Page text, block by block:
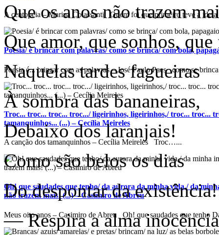
A centopeia – Marina Colassanti Quem foi que primeiro teve a ideia
Poesia/ é brincar com palavras/ como se brinca/ com bola,
Poesia é... brincar com as palavras – José Paulo Paes como se
Troc... troc... troc... troc.../ ligeirinhos, ligeirinhos,/ troc... troc...
tamanquinhos... (...) – Cecília Meireles
A canção dos tamanquinhos – Cecília Meireles Troc…...
Oh! que saudades que tenho/ da aurora da minha vida,/ da
não trazem mais! (...) – Casimiro de Abreu
Meus oito anos – Casimiro de Abreu Oh! que saudades que tenho
Que os anos não trazem
Que amor, que sonhos,
Naquelas tardes fagueiras
À sombra das bananeiras,
Debaixo dos laranjais!
Como são belos os dias
Do despontar da existência!
— Respira a alma inocência